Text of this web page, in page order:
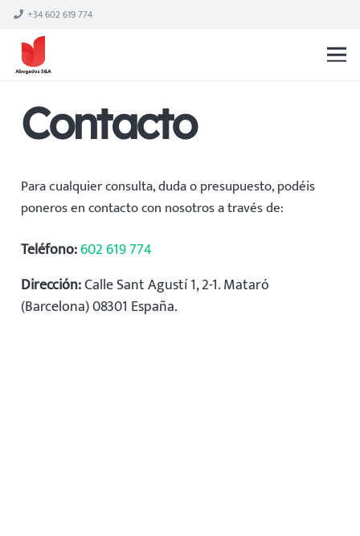
+34 602 619 774
Contacto
Para cualquier consulta, duda o presupuesto, podéis
poneros en contacto con nosotros a través de:
Teléfono:602 619 774
Dirección:Calle Sant Agustí 1, 2-1. Mataró
(Barcelona) 08301 España.